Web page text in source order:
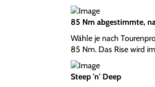
85 Nm abgestimmte,
Wähle je nach
85 Nm. Das Rise wird
Steep 'n' Deep